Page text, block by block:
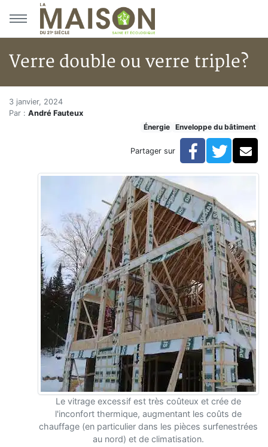
Aller au menu principal
Aller au contenu principal
Verre double ou verre triple?
Accueil
Articles
Verre double ou verre triple?
3 janvier, 2024
Par : André Fauteux
Énergie
Enveloppe du bâtiment
Partager sur Facebook
Le vitrage excessif est très coûteux et crée de
l'inconfort thermique, augmentant les coûts de
chauffage (en particulier dans les pièces surfenestrées
au nord) et de climatisation.